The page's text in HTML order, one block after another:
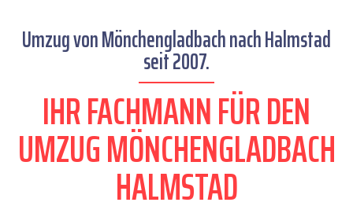
Umzug von Mönchengladbach nach Halmstad
seit 2007.
IHR FACHMANN FÜR DEN
UMZUG MÖNCHENGLADBACH
HALMSTAD